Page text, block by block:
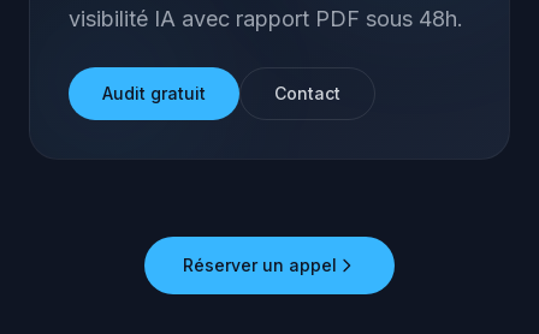
visibilité IA avec rapport PDF sous 48h.
Audit gratuit Contact
Réserver un appel